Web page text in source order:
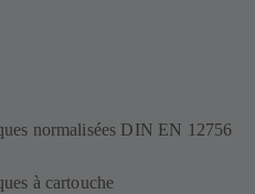
normalisées DIN EN 12756
à cartouche